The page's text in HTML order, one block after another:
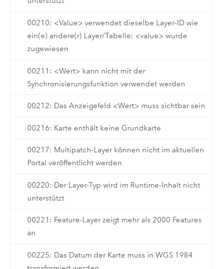
00210: <Value> verwendet dieselbe Layer-ID wie
ein(e) andere(r) Layer/Tabelle: <value> wurde
zugewiesen
00211: <Wert> kann nicht mit der
Synchronisierungsfunktion verwendet werden
00212: Das Anzeigefeld <Wert> muss sichtbar sein
00216: Karte enthält keine Grundkarte
00217: Multipatch-Layer können nicht im aktuellen
Portal veröffentlicht werden
00220: Der Layer-Typ wird im Runtime-Inhalt nicht
unterstützt
00221: Feature-Layer zeigt mehr als 2000 Features
an
00225: Das Datum der Karte muss in WGS 1984